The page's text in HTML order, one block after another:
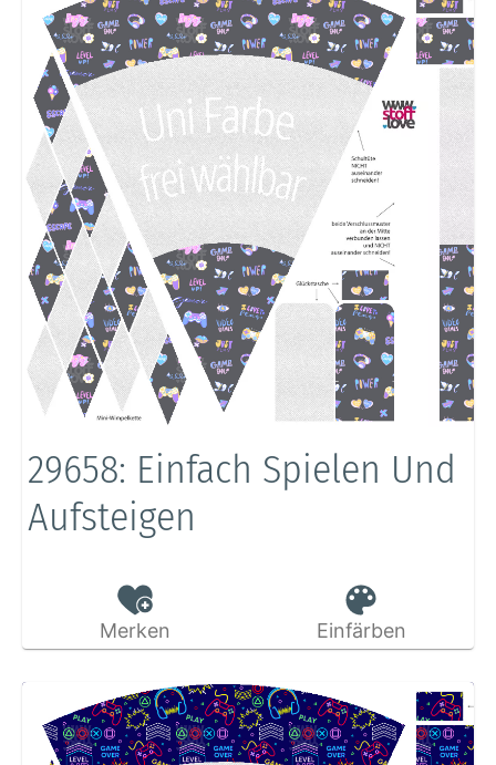
29658: Einfach Spielen Und
Aufsteigen
Merken Einfärben